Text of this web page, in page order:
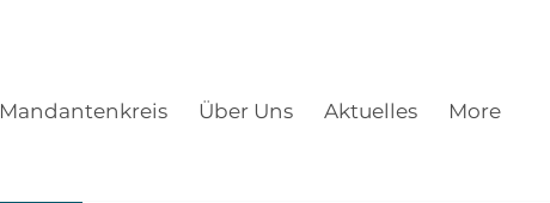
Mandantenkreis Über Uns Aktuelles More